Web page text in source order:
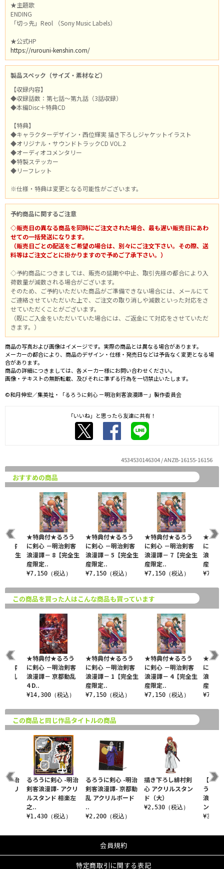
★主題歌
ENDING
「切っ先」Reol （Sony Music Labels）
★公式HP
https://rurouni-kenshin.com/
製品スペック（サイズ・素材など）
【収録内容】
◆収録話数：第七話～第九話（3話収録）
◆本編Disc＋特典CD
【特典】
◆キャラクターデザイン・西位輝実 描き下ろしジャケットイラスト
◆オリジナル・サウンドトラックCD VOL.2
◆オーディオコメンタリー
◆特製ステッカー
◆リーフレット
※仕様・特典は変更となる可能性がございます。
予約商品に関するご注意
◇販売日の異なる商品を同時にご注文された場合、最も遅い販売日にあわ
せての一括発送になります。
（販売日ごとの配送をご希望の場合は、別々にご注文下さい。その際、送
料等はご注文ごとに掛かりますので予めご了承下さい。）
◇予約商品につきましては、販売の延期や中止、取引先様の都合により入
荷数量が減数される場合がございます。
そのため、ご予約いただいた商品がご準備できない場合には、メールにて
ご連絡させていただいた上で、ご注文の取り消しや減数といった対応をさ
せていただくことがございます。
（既にご入金をいただいていた場合には、ご返金にて対応をさせていただ
きます。）
商品の写真および画像はイメージです。実際の商品とは異なる場合があります。
メーカーの都合により、商品のデザイン・仕様・発売日などは予告なく変更となる場
合があります。
商品の詳細につきましては、各メーカー様にお問い合わせください。
画像・テキストの無断転載、及びそれに準ずる行為を一切禁止いたします。
©和月伸宏／集英社・「るろうに剣心 －明治剣客浪漫譚－」製作委員会
「いいね」と思ったら友達に共有！
4534530146304 / ANZB-16155-16156
おすすめの商品
★特典付★るろう
に剣心 －明治剣客
浪漫譚－ 5【完全生
産限定..
¥7,150（税込）
★特典付★るろう
に剣心 －明治剣客
浪漫譚－ 7【完全生
産限定..
¥7,150（税込）
★特典
に剣心
浪漫譚
産限定
ろう
剣客
完全生
★特典付★るろう
に剣心 －明治剣客
浪漫譚－ 8【完全生
産限定..
¥7,150（税込）
この商品を買った人はこんな商品も買っています
★特典付★るろう
に剣心 －明治剣客
浪漫譚－ 1【完全生
産限定..
¥7,150（税込）
★特典付★るろう
に剣心 －明治剣客
浪漫譚－ 4【完全生
産限定..
¥7,150（税込）
★特典
に剣心
浪漫譚
産限定
ろう
剣客
動乱
★特典付★るろう
に剣心 －明治剣客
浪漫譚－ 京都動乱
4 D..
¥14,300（税込）
この商品と同じ作品タイトルの商品
るろうに剣心 -明治
剣客浪漫譚- 京都動
乱 アクリルボード
..
¥2,200（税込）
描き下ろし緋村剣
心 アクリルスタン
ド（大）
¥2,530（税込）
【
うに剣
浪漫譚
ン..
¥3,300
-明治
クリ
るろうに剣心 -明治
剣客浪漫譚- アクリ
ルスタンド 相楽左
之..
¥1,430（税込）
会員規約
特定商取引に関する表記